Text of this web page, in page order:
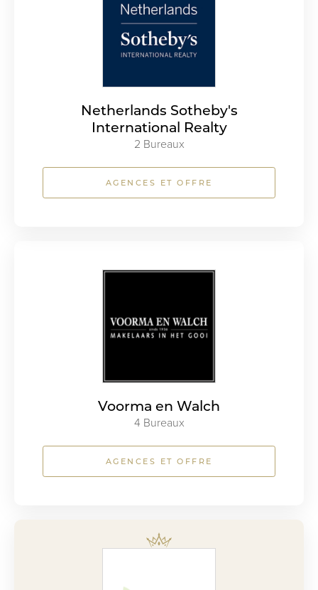
Netherlands Sotheby's
International Realty
2 Bureaux
AGENCES ET OFFRE
Voorma en Walch
4 Bureaux
AGENCES ET OFFRE